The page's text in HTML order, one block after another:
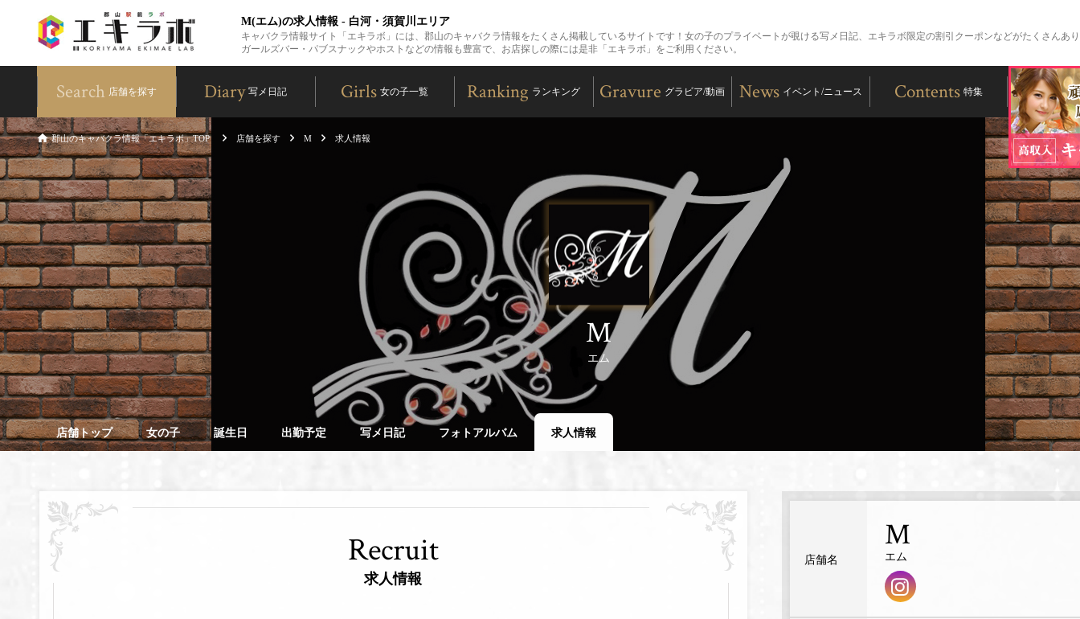
M(エム)の求人情報 - 白河・須賀川エリア
キャバクラ情報サイト「エキラボ」には、郡山のキャバクラ情報をたくさん掲載しているサイトです！女の子のプライベートが覗ける写メ日記、エキラボ限定の割引クーポンなどがたくさんあ
ガールズバー・パブスナックやホストなどの情報も豊富で、お店探しの際には是非「エキラボ」をご利用ください。
Search 店舗を探す Diary 写メ日記 Girls 女の子一覧 Ranking ランキング Gravure グラビア/動画 News イベント/ニュース Contents 特集
郡山のキャバクラ情報「エキラボ」TOP 店舗を探す M 求人情報
M
エム
店舗トップ 女の子 誕生日 出勤予定 写メ日記 フォトアルバム 求人情報
Recruit
求人情報
店舗名
M
エム